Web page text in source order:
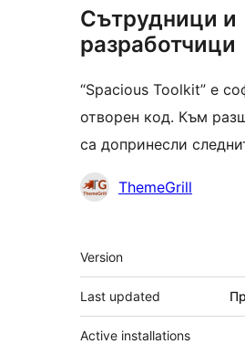
Сътрудници и
разработчици
“Spacious Toolkit” е
отворен код. Към
са допринесли
Сътрудници
ThemeGrill
Мета
Version
Last updated
Active installations